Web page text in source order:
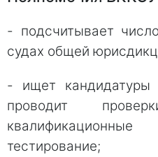
- подсчитывает
судах общей
- ищет кандидатуры
проводит
тестирование;